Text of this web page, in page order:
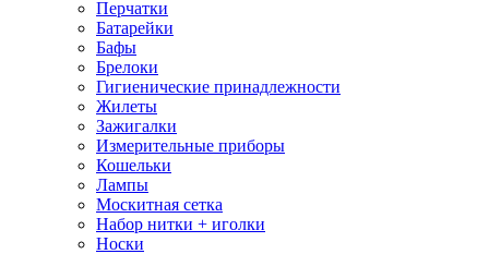
Перчатки
Батарейки
Бафы
Брелоки
Гигиенические принадлежности
Жилеты
Зажигалки
Измерительные приборы
Кошельки
Лампы
Москитная сетка
Набор нитки + иголки
Носки